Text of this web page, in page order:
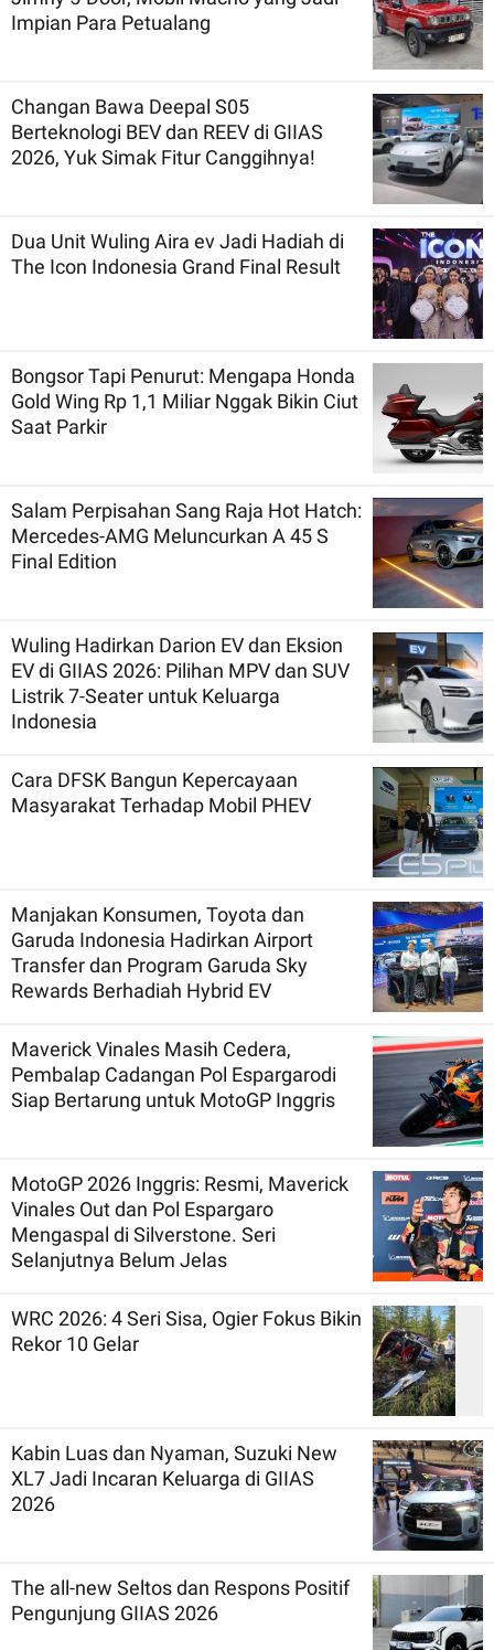
Impian Para Petualang
Changan Bawa Deepal S05
Berteknologi BEV dan REEV di GIIAS
2026, Yuk Simak Fitur Canggihnya!
Dua Unit Wuling Aira ev Jadi Hadiah di
The Icon Indonesia Grand Final Result
Bongsor Tapi Penurut: Mengapa Honda
Gold Wing Rp 1,1 Miliar Nggak Bikin Ciut
Saat Parkir
Salam Perpisahan Sang Raja Hot Hatch:
Mercedes-AMG Meluncurkan A 45 S
Final Edition
Wuling Hadirkan Darion EV dan Eksion
EV di GIIAS 2026: Pilihan MPV dan SUV
Listrik 7-Seater untuk Keluarga
Indonesia
Cara DFSK Bangun Kepercayaan
Masyarakat Terhadap Mobil PHEV
Manjakan Konsumen, Toyota dan
Garuda Indonesia Hadirkan Airport
Transfer dan Program Garuda Sky
Rewards Berhadiah Hybrid EV
Maverick Vinales Masih Cedera,
Pembalap Cadangan Pol Espargarodi
Siap Bertarung untuk MotoGP Inggris
MotoGP 2026 Inggris: Resmi, Maverick
Vinales Out dan Pol Espargaro
Mengaspal di Silverstone. Seri
Selanjutnya Belum Jelas
WRC 2026: 4 Seri Sisa, Ogier Fokus Bikin
Rekor 10 Gelar
Kabin Luas dan Nyaman, Suzuki New
XL7 Jadi Incaran Keluarga di GIIAS
2026
The all-new Seltos dan Respons Positif
Pengunjung GIIAS 2026